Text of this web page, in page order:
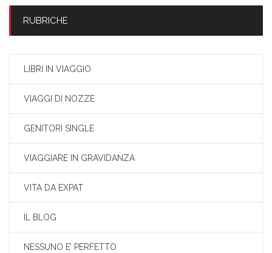
RUBRICHE
LIBRI IN VIAGGIO
VIAGGI DI NOZZE
GENITORI SINGLE
VIAGGIARE IN GRAVIDANZA
VITA DA EXPAT
IL BLOG
NESSUNO E’ PERFETTO